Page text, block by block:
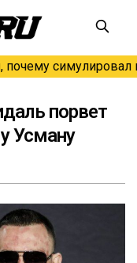
симулировал
порвет
Усману